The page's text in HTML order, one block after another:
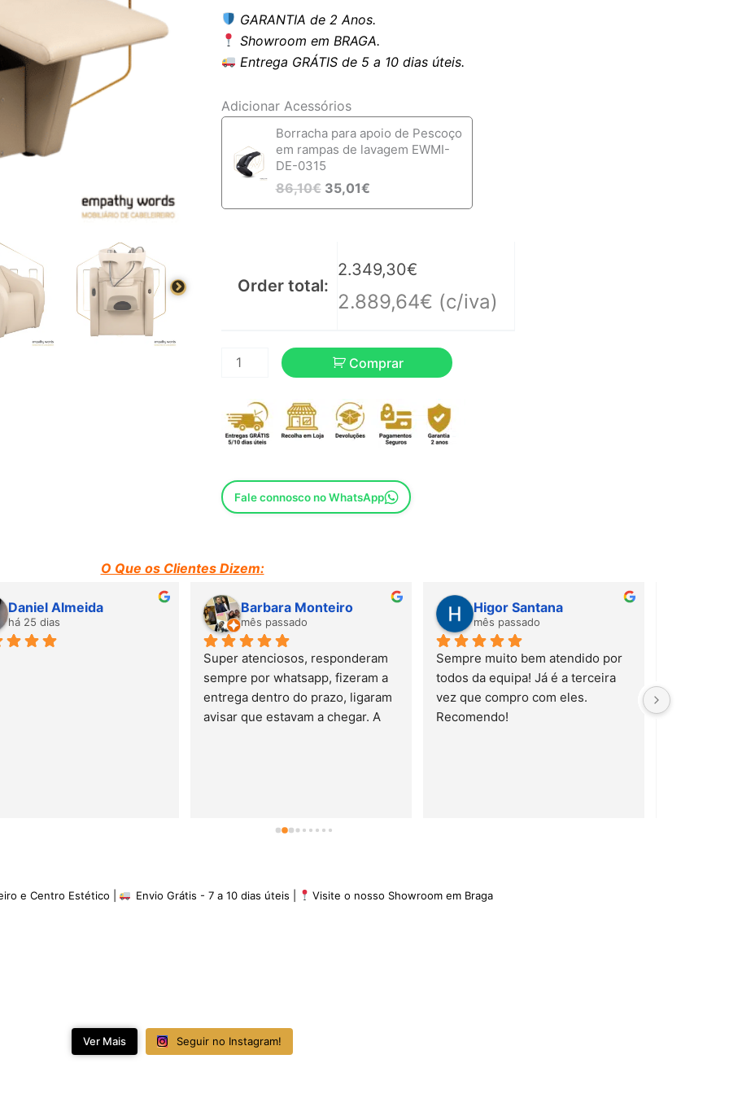
GARANTIA de 2 Anos.
Showroom em BRAGA.
Entrega GRÁTIS de 5 a 10 dias úteis.
Adicionar Acessórios
Borracha para apoio de Pescoço
em rampas de lavagem EWMI-
DE-0315
86,10€ 35,01€
Order total:
2.349,30€
2.889,64€ (c/iva)
elétrico
EWWK-
VABE
Comprar
Fale connosco no WhatsApp
O Que os Clientes Dizem:
Daniel Almeida
há 25 dias
Barbara Monteiro
mês passado
Super atenciosos, responderam
sempre por whatsapp, fizeram a
entrega dentro do prazo, ligaram
avisar que estavam a chegar. A
Higor Santana
mês passado
Sempre muito bem atendido por
todos da equipa! Já é a terceira
vez que compro com eles.
Recomendo!
e Centro Estético | Envio Grátis - 7 a 10 dias úteis | Visite o nosso Showroom em Braga
Ver Mais Seguir no Instagram!